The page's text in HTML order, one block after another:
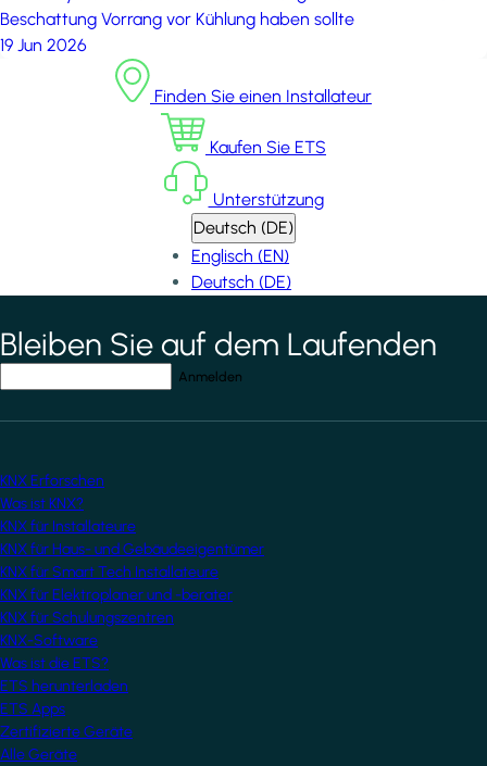
Beschattung Vorrang vor Kühlung haben sollte
19 Jun 2026
Finden Sie einen Installateur
Kaufen Sie ETS
Unterstützung
Deutsch (DE)
Englisch (EN)
Deutsch (DE)
*indicates required field
Bleiben Sie auf dem Laufenden
KNX Erforschen
Was ist KNX?
KNX für Installateure
KNX für Haus- und Gebäudeeigentümer
KNX für Smart Tech Installateure
KNX für Elektroplaner und -berater
KNX für Schulungszentren
KNX-Software
Was ist die ETS?
ETS herunterladen
ETS Apps
Zertifizierte Geräte
Alle Geräte